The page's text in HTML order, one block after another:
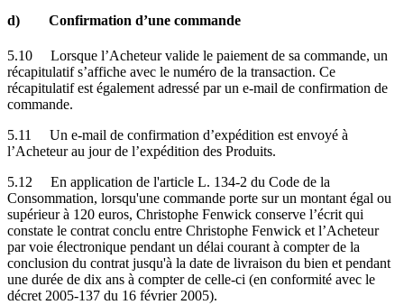
d) Confirmation d’une commande
5.10 Lorsque l’Acheteur valide le paiement de sa commande, un
récapitulatif s’affiche avec le numéro de la transaction. Ce
récapitulatif est également adressé par un e-mail de confirmation de
commande.
5.11 Un e-mail de confirmation d’expédition est envoyé à
l’Acheteur au jour de l’expédition des Produits.
5.12 En application de l'article L. 134-2 du Code de la
Consommation, lorsqu'une commande porte sur un montant égal ou
supérieur à 120 euros, Christophe Fenwick conserve l’écrit qui
constate le contrat conclu entre Christophe Fenwick et l’Acheteur
par voie électronique pendant un délai courant à compter de la
conclusion du contrat jusqu'à la date de livraison du bien et pendant
une durée de dix ans à compter de celle-ci (en conformité avec le
décret 2005-137 du 16 février 2005).